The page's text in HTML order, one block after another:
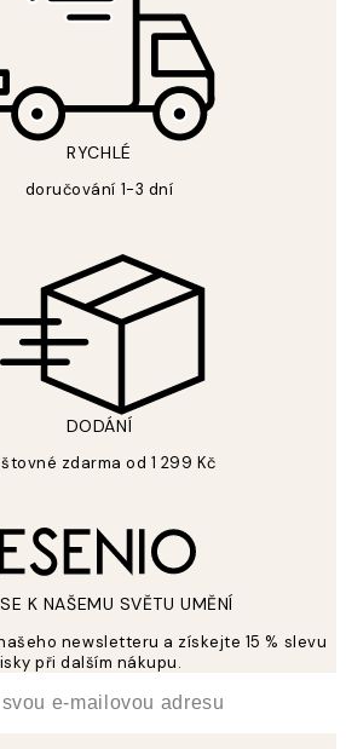
RYCHLÉ
doručování 1-3 dní
DODÁNÍ
zdarma od 1 299 Kč
K NAŠEMU SVĚTU UMĚNÍ
newsletteru a získejte 15 % slevu
při dalším nákupu.